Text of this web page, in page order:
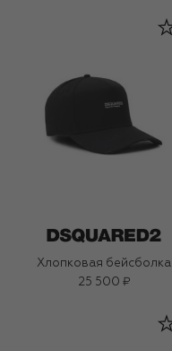
Хлопковая бейсболка
25 500 ₽